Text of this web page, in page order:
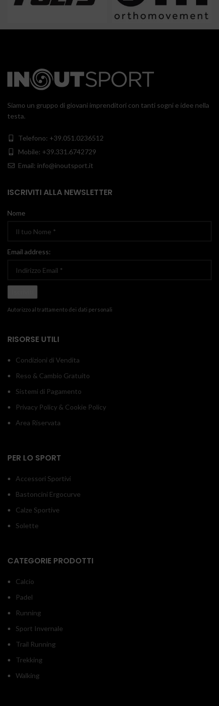
Siamo un gruppo di giovani imprenditori con tanti sogni e idee nella
testa.
Telefono: +39.051.0236512
Mobile: +39.331.6742729
Email: info@inoutsport.it
ISCRIVITI ALLA NEWSLETTER
Nome
Email address:
Autorizzo al trattamento dei dati personali
RISORSE UTILI
Condizioni di Vendita
Reso & Cambio Gratuito
Sistemi di Pagamento
Privacy Policy & Cookie Policy
Area Riservata
PER LO SPORT
Accessori Sportivi
Bastoncini Ergocurve
Calze Sportive
Solette
CATEGORIE PRODOTTI
Calcio
Padel
Running
Sport Invernale
Trail Running
Trekking
Walking